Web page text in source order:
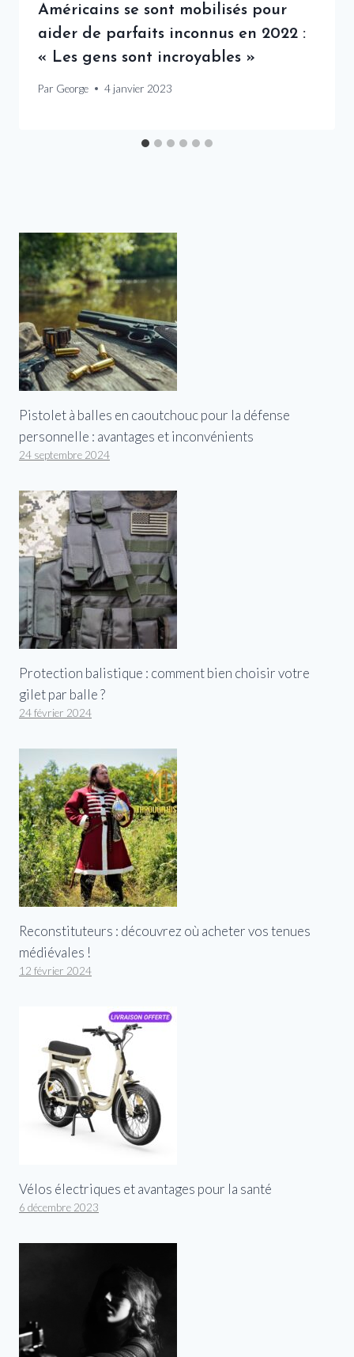
Américains se sont mobilisés pour
aider de parfaits inconnus en 2022 :
« Les gens sont incroyables »
Par George 4 janvier 2023
Pistolet à balles en caoutchouc pour la défense
personnelle : avantages et inconvénients
24 septembre 2024
Protection balistique : comment bien choisir votre
gilet par balle ?
24 février 2024
Reconstituteurs : découvrez où acheter vos tenues
médiévales !
12 février 2024
Vélos électriques et avantages pour la santé
6 décembre 2023